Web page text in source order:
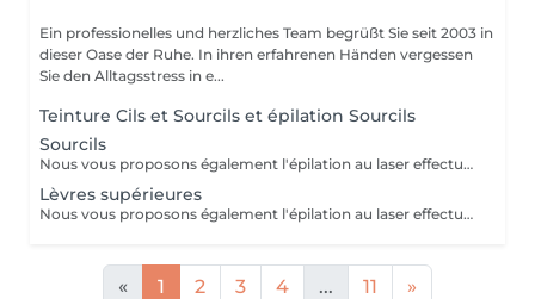
Ein professionelles und herzliches Team begrüßt Sie seit 2003 in
dieser Oase der Ruhe. In ihren erfahrenen Händen vergessen
Sie den Alltagsstress in e...
Teinture Cils et Sourcils et épilation Sourcils
Sourcils
Nous vous proposons également l'épilation au laser effectué par une infirmière.
Lèvres supérieures
Nous vous proposons également l'épilation au laser effectué par une infirmière.
« 1 2 3 4 ... 11 »